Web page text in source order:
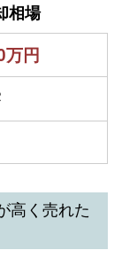
相場
万円
高く売れた